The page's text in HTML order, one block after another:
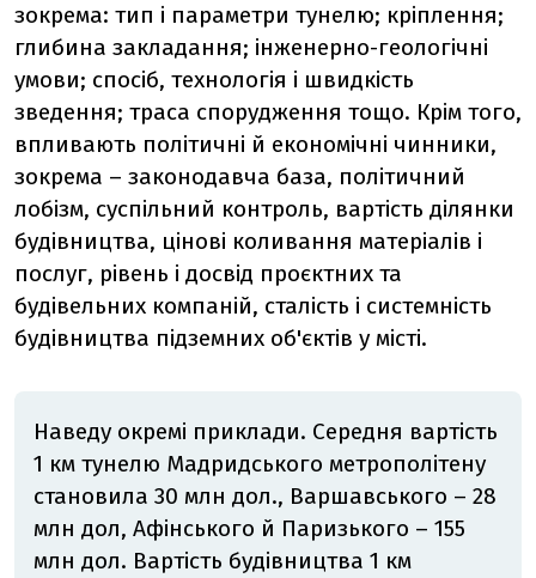
зокрема: тип і параметри тунелю; кріплення;
глибина закладання; інженерно-геологічні
умови; спосіб, технологія і швидкість
зведення; траса спорудження тощо. Крім того,
впливають політичні й економічні чинники,
зокрема – законодавча база, політичний
лобізм, суспільний контроль, вартість ділянки
будівництва, цінові коливання матеріалів і
послуг, рівень і досвід проєктних та
будівельних компаній, сталість і системність
будівництва підземних об'єктів у місті.
Наведу окремі приклади. Середня вартість
1 км тунелю Мадридського метрополітену
становила 30 млн дол., Варшавського – 28
млн дол, Афінського й Паризького – 155
млн дол. Вартість будівництва 1 км